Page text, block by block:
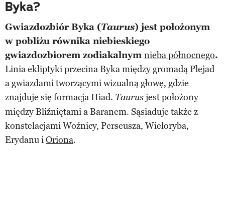
Byka?
Gwiazdozbiór Byka (Taurus) jest położonym
w pobliżu równika niebieskiego
gwiazdozbiorem zodiakalnym nieba północnego.
Linia ekliptyki przecina Byka między gromadą Plejad
a gwiazdami tworzącymi wizualną głowę, gdzie
znajduje się formacja Hiad. Taurusjest położony
między Bliźniętami a Baranem. Sąsiaduje także z
konstelacjami Woźnicy, Perseusza, Wieloryba,
Erydanu iOriona.